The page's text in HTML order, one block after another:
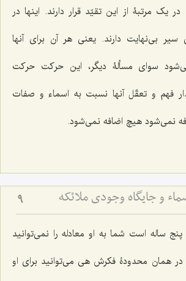
در یک مرتبۀ از این تقیّد قرار دارند. اینها در
بی‌نهایت دارند. یعنی هر آن برای آنها
سوای مسألۀ دیگر، این حرکت حرکت
فهم و تعقّل آنها نسبت به اسماء و صفات
نمی‌شود هیچ اضافه نمی‌شود.
و جایگاه وجودی ملائکه 9
ساله است شما به او معادله را نمی‌توانید
همان محدودۀ فکرش هی می‌توانید برای او